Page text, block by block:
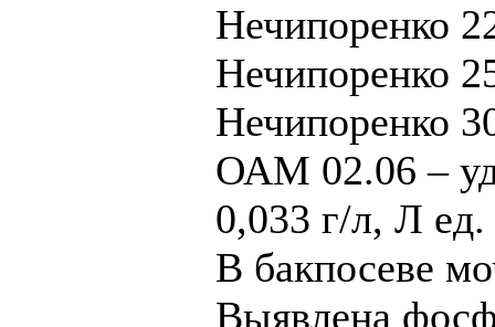
Нечипоренко
Нечипоренко
Нечипоренко
ОАМ 02.06 –
0,033 г/л, Л ед.
В бакпосеве
Выявлена